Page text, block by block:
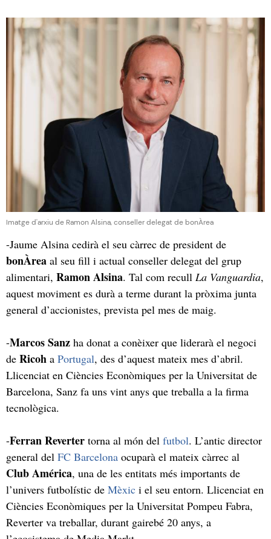
Imatge d'arxiu de Ramon Alsina, conseller delegat de bonÀrea
-Jaume Alsina cedirà el seu càrrec de president de
bonÀrea al seu fill i actual conseller delegat del grup
alimentari, Ramon Alsina. Tal com recull La Vanguardia,
aquest moviment es durà a terme durant la pròxima junta
general d’accionistes, prevista pel mes de maig.
-Marcos Sanz ha donat a conèixer que liderarà el negoci
de Ricoh a Portugal, des d’aquest mateix mes d’abril.
Llicenciat en Ciències Econòmiques per la Universitat de
Barcelona, Sanz fa uns vint anys que treballa a la firma
tecnològica.
-Ferran Reverter torna al món del futbol. L’antic director
general del FC Barcelona ocuparà el mateix càrrec al
Club América, una de les entitats més importants de
l’univers futbolístic de Mèxic i el seu entorn. Llicenciat en
Ciències Econòmiques per la Universitat Pompeu Fabra,
Reverter va treballar, durant gairebé 20 anys, a